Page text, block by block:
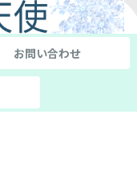
お問い合わせ